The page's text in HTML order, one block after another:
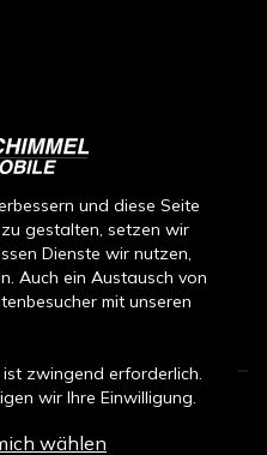
автомобилей
Все права защищены.
und diese Seite
gestalten, setzen wir
Dienste wir nutzen,
Auch ein Austausch von
mit unseren
zwingend erforderlich.
wir Ihre Einwilligung.
akzeptieren“, willigen
wählen